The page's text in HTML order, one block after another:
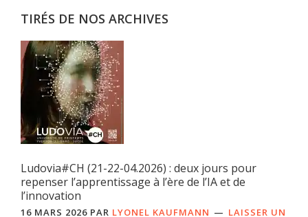
TIRÉS DE NOS ARCHIVES
Ludovia#CH (21-22-04.2026) : deux jours pour
repenser l’apprentissage à l’ère de l’IA et de
l’innovation
16 MARS 2026 PAR LYONEL KAUFMANN
LAISSER UN